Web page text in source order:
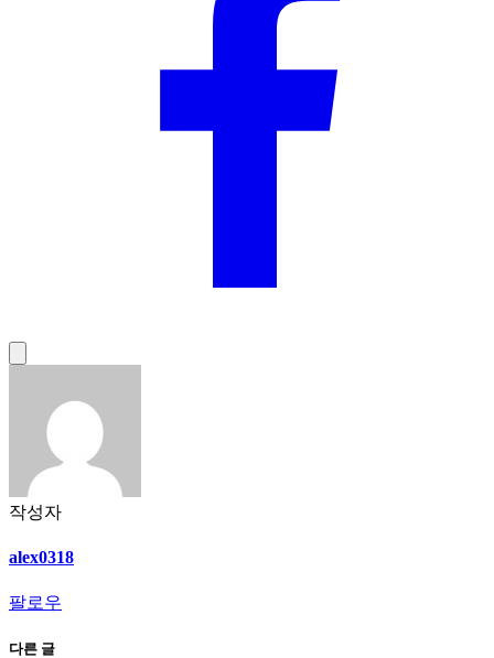
작성자
alex0318
팔로우
다른 글